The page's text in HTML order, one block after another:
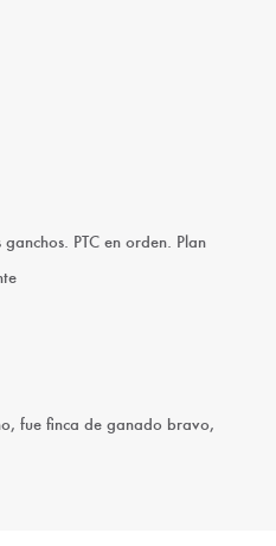
PTC en orden. Plan
fue finca de ganado bravo,